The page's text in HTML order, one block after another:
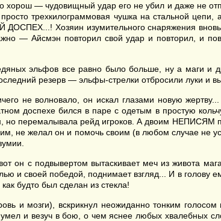
хорош — чудовищный удар его не убил и даже не
трехкилограммовая чушка на стальной
Хозяин изумительного снаряжения вновь
— Айсмэн повторил свой удар и повторил, и
эльфов все равно было больше, ну а маги и
резерв — эльфы-стрелки отбросили луки и
не волновало, он искал глазами новую
доспехе бился в паре с одетым в простую
но перемалывала рейд игроков. А двоим НЕПИСЯМ
не желал он и помочь своим (в любом случае не
он с подвывертом вытаскивает меч из живота
и своей победой, поднимает взгляд... И в
будто был сделан из стекла!
и мозги), вскрикнул неожиданно тонким
и везуч в бою, о чем яснее любых хвалебных